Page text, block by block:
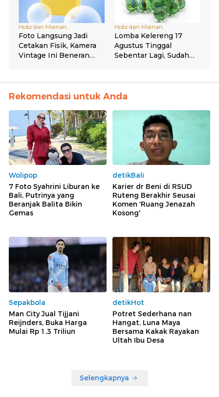
Rekomendasi untuk Anda
Wolipop
7 Foto Syahrini Liburan ke
Bali, Putrinya yang
Beranjak Balita Bikin
Gemas
detikBali
Karier dr Beni di RSUD
Ruteng Berakhir Seusai
Komen 'Ruang Jenazah
Kosong'
Sepakbola
Man City Jual Tijjani
Reijnders, Buka Harga
Mulai Rp 1,3 Triliun
detikHot
Potret Sederhana nan
Hangat, Luna Maya
Bersama Kakak Rayakan
Ultah Ibu Desa
Selengkapnya